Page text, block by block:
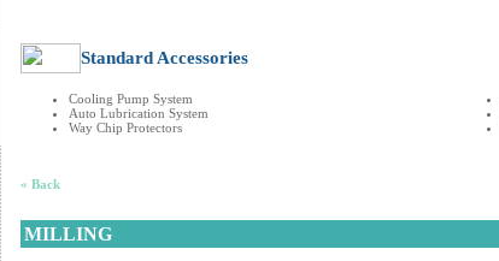
Standard Accessories
Cooling Pump System
Auto Lubrication System
Way Chip Protectors
« Back
MILLING